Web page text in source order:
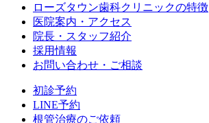
ローズタウン歯科クリニックの特徴
医院案内・アクセス
院長・スタッフ紹介
採用情報
お問い合わせ・ご相談
初診予約
LINE予約
根管治療のご依頼